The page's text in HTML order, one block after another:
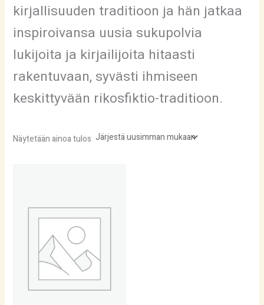
kirjallisuuden traditioon ja hän jatkaa
inspiroivansa uusia sukupolvia
lukijoita ja kirjailijoita hitaasti
rakentuvaan, syvästi ihmiseen
keskittyvään rikosfiktio-traditioon.
Näytetään ainoa tulos